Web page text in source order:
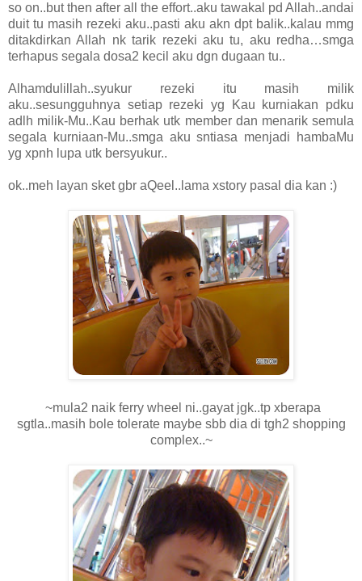
so on..but then after all the effort..aku tawakal pd Allah..andai
duit tu masih rezeki aku..pasti aku akn dpt balik..kalau mmg
ditakdirkan Allah nk tarik rezeki aku tu, aku redha…smga
terhapus segala dosa2 kecil aku dgn dugaan tu..
Alhamdulillah..syukur rezeki itu masih milik
aku..sesungguhnya setiap rezeki yg Kau kurniakan pdku
adlh milik-Mu..Kau berhak utk member dan menarik semula
segala kurniaan-Mu..smga aku sntiasa menjadi hambaMu
yg xpnh lupa utk bersyukur..
ok..meh layan sket gbr aQeel..lama xstory pasal dia kan :)
~mula2 naik ferry wheel ni..gayat jgk..tp xberapa
sgtla..masih bole tolerate maybe sbb dia di tgh2 shopping
complex..~